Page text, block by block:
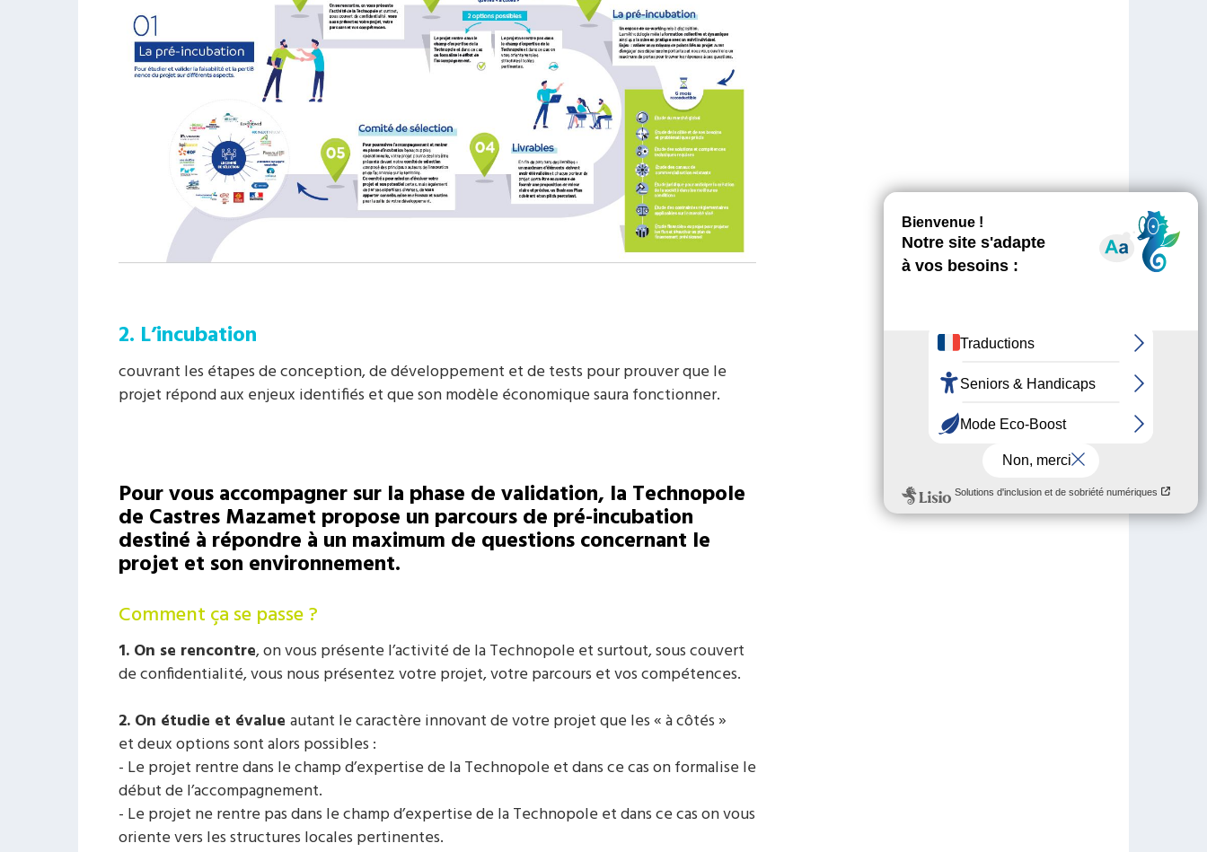
2. L’incubation
couvrant les étapes de conception, de développement et de tests pour prouver que le
projet répond aux enjeux identifiés et que son modèle économique saura fonctionner.
Pour vous accompagner sur la phase de validation, la Technopole
de Castres Mazamet propose un parcours de pré-incubation
destiné à répondre à un maximum de questions concernant le
projet et son environnement.
Comment ça se passe ?
1. On se rencontre, on vous présente l’activité de la Technopole et surtout, sous couvert
de confidentialité, vous nous présentez votre projet, votre parcours et vos compétences.
2. On étudie et évalue autant le caractère innovant de votre projet que les « à côtés »
et deux options sont alors possibles :
- Le projet rentre dans le champ d’expertise de la Technopole et dans ce cas on formalise le
début de l’accompagnement.
- Le projet ne rentre pas dans le champ d’expertise de la Technopole et dans ce cas on vous
oriente vers les structures locales pertinentes.